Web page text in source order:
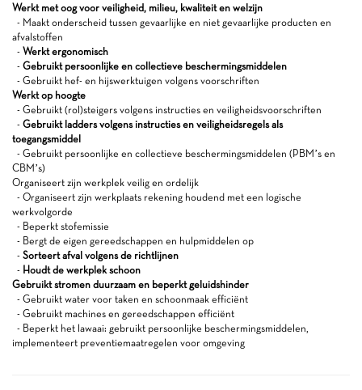
Werkt met oog voor veiligheid, milieu, kwaliteit en welzijn
- Maakt onderscheid tussen gevaarlijke en niet gevaarlijke producten en
afvalstoffen
- Werkt ergonomisch
- Gebruikt persoonlijke en collectieve beschermingsmiddelen
- Gebruikt hef- en hijswerktuigen volgens voorschriften
Werkt op hoogte
- Gebruikt (rol)steigers volgens instructies en veiligheidsvoorschriften
- Gebruikt ladders volgens instructies en veiligheidsregels als
toegangsmiddel
- Gebruikt persoonlijke en collectieve beschermingsmiddelen (PBM’s en
CBM’s)
Organiseert zijn werkplek veilig en ordelijk
- Organiseert zijn werkplaats rekening houdend met een logische
werkvolgorde
- Beperkt stofemissie
- Bergt de eigen gereedschappen en hulpmiddelen op
- Sorteert afval volgens de richtlijnen
- Houdt de werkplek schoon
Gebruikt stromen duurzaam en beperkt geluidshinder
- Gebruikt water voor taken en schoonmaak efficiënt
- Gebruikt machines en gereedschappen efficiënt
- Beperkt het lawaai: gebruikt persoonlijke beschermingsmiddelen,
implementeert preventiemaatregelen voor omgeving